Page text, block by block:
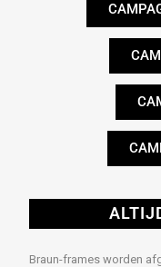
Braun-frames worden